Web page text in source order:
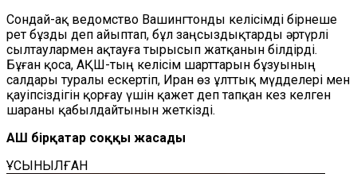
Сондай-ақ ведомство Вашингтонды келісімді бірнеше
рет бұзды деп айыптап, бұл заңсыздықтарды әртүрлі
сылтаулармен ақтауға тырысып жатқанын білдірді.
Бұған қоса, АҚШ-тың келісім шарттарын бұзуының
салдары туралы ескертіп, Иран өз ұлттық мүдделері мен
қауіпсіздігін қорғау үшін қажет деп тапқан кез келген
шараны қабылдайтынын жеткізді.
АҚШ бірқатар соққы жасады
ҰСЫНЫЛҒАН